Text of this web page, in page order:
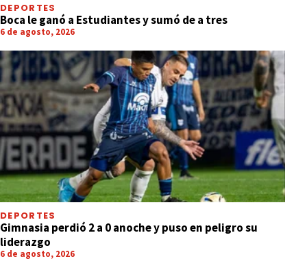
DEPORTES
Boca le ganó a Estudiantes y sumó de a tres
6 de agosto, 2026
DEPORTES
Gimnasia perdió 2 a 0 anoche y puso en peligro su
liderazgo
6 de agosto, 2026